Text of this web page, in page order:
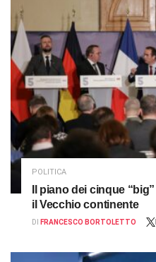
POLITICA
Il piano dei cinque
il Vecchio continente
DI FRANCESCO BORTOLETTO